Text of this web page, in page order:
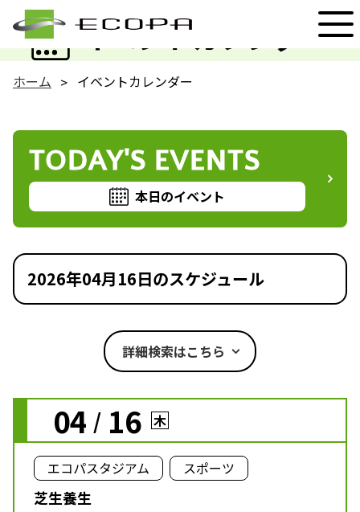
イベントカレンダー
EVENT
ホーム イベントカレンダー
TODAY'S EVENTS
本日のイベント
2026年04月16日のスケジュール
詳細検索はこちら
04 / 16 木
エコパスタジアム スポーツ
芝生養生